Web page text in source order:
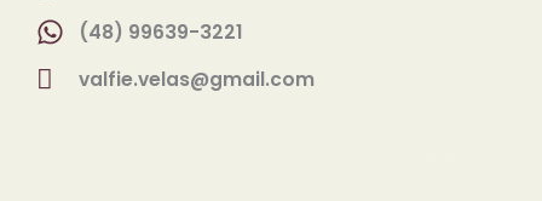
(48) 99639-3221
valfie.velas@gmail.com